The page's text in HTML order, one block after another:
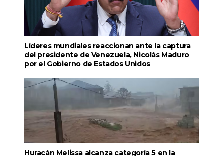
Líderes mundiales reaccionan ante la captura
del presidente de Venezuela, Nicolás Maduro
por el Gobierno de Estados Unidos
Huracán Melissa alcanza categoría 5 en la